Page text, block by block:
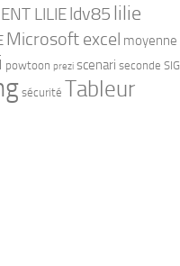
LILIEldv85 lilie
Microsoft excel moyenne
powtoon prezi scenari seconde SIG
sécurité Tableur